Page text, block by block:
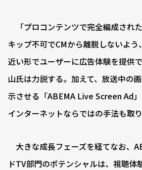
「プロコンテンツで完全編成され
キップ不可でCMから離脱しないよ
近い形でユーザーに広告体験を提供
山氏は力説する。加えて、放送中の
示させる「ABEMA Live Screen Ad」
インターネットならではの手法も取
大きな成長フェーズを経てなお、
ドTV部門のポテンシャルは、視聴体